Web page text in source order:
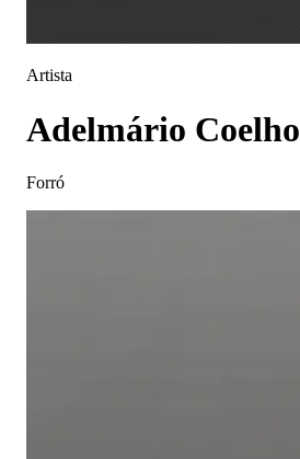
Artista
Adelmário Coelho
Forró